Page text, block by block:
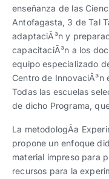
enseñanza de las
Antofagasta, 3 de Tal
adaptaciÃ³n y
capacitaciÃ³n a los
equipo especializado
Centro de InnovaciÃ³n
Todas las escuelas
de dicho Programa,
La metodologÃ­a
propone un enfoque
material impreso para
recursos para la